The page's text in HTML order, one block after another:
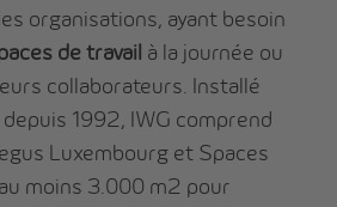
organisations, ayant besoin
de travail à la journée ou
collaborateurs. Installé
1992, IWG comprend
Luxembourg et Spaces
moins 3.000 m2 pour